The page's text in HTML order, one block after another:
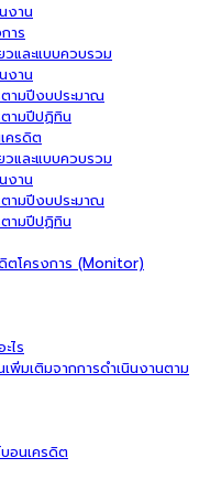
งาน
าร
วและแบบควบรวม
งาน
ตามปีงบประมาณ
ตามปีปฏิทิน
ครดิต
วและแบบควบรวม
งาน
ตามปีงบประมาณ
ตามปีปฏิทิน
ตโครงการ (Monitor)
ไร
พิ่มเติมจากการดำเนินงานตาม
บอนเครดิต